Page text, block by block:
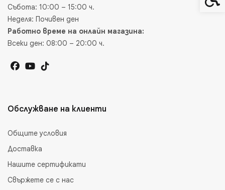
Събота: 10:00 – 15:00 ч.
Неделя: Почивен ден
Работно време на онлайн магазина:
Всеки ден: 08:00 – 20:00 ч.
Обслужване на клиенти
Общите условия
Доставка
Нашите сертификати
Свържете се с нас